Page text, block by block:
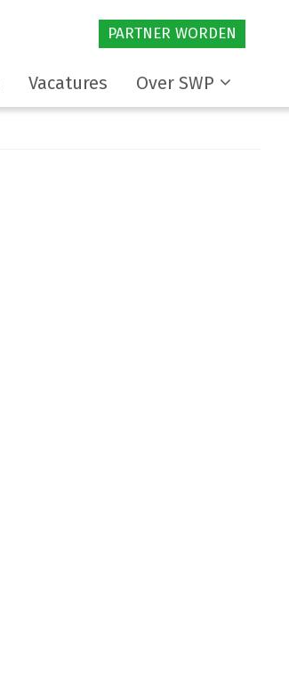
PARTNER WORDEN
Vacatures Over SWP